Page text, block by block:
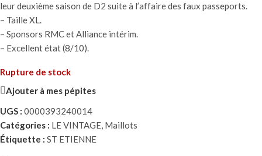
leur deuxième saison de D2 suite à l’affaire des faux passeports.
– Taille XL.
– Sponsors RMC et Alliance intérim.
– Excellent état (8/10).
Rupture de stock
Ajouter à mes pépites
UGS : 0000393240014
Catégories : LE VINTAGE, Maillots
Étiquette : ST ETIENNE